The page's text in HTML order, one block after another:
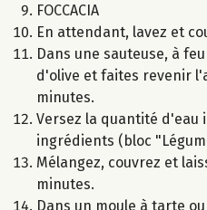
FOCCACIA
En attendant, lavez et
Dans une sauteuse, à
d'olive et faites revenir
minutes.
Versez la quantité d'eau
ingrédients (bloc
Mélangez, couvrez et
minutes.
Dans un moule à tarte